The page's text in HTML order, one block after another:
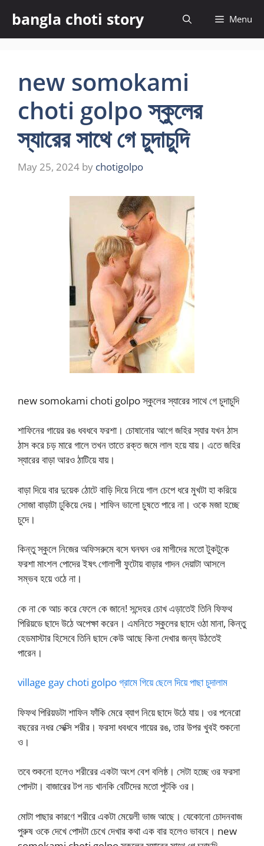
content
bangla choti story Menu
new somokami
choti golpo স্কুলের
স্যারের সাথে গে চুদাচুদি
May 25, 2024 by chotigolpo
new somokami choti golpo স্কুলের স্যারের সাথে গে চুদাচুদি
শাফিনের গায়ের রঙ ধবধবে ফরশা। চোষানোর আগে জহির স্যার যখন ঠাস
ঠাস করে চড় মারে গালে তখন তাতে রক্ত জমে লাল হয়ে যায়। এতে জহির
স্যারের বাড়া আরও ঠাটিয়ে যায়।
বাড়া দিয়ে বার দুয়েক ঠোটে বাড়ি দিয়ে নিয়ে গাল চেপে ধরে মুখটা হা করিয়ে
সোজা বাড়াটা ঢুকিয়ে দেয়। শাফিন ভালো চুষতে পারে না। ওকে মজা হচ্ছে
চুদে।
কিন্তু স্কুলে নিজের অফিসরুমে বসে ঘনঘন ওর মাগীদের মতো টুকটুকে
ফরশা মাংশল পোদের ইষৎ গোলাপী ফুটোয় বাড়ার গাদন দেয়াটা আসলে
সম্ভব হয়ে ওঠে না।
কে না কে আচ করে ফেলে কে জানে! সন্দেহর চোখ এড়াতেই তিনি ফিফথ
পিরিয়ডে ছাদে উঠে অপেক্ষা করেন। এমনিতে স্কুলের ছাদে ওঠা মানা, কিন্তু
হেডমাস্টার হিসেবে তিনি ছাদে কেউ আছে কিনা দেখার জন্য উঠতেই
পারেন।
village gay choti golpo গ্রামে গিয়ে ছেলে দিয়ে পাছা চুদালাম
ফিফথ পিরিয়ডটা শাফিন ফাঁকি মেরে ব্যাগ নিয়ে ছাদে উঠে যায়। ওর পনেরো
বছরের নধর সেক্সি শরীর। ফরসা ধবধবে গায়ের রঙ, তার উপর খুবই শুকনো
ও।
তবে শুকনো হলেও শরীরের একটা অংশ বেশ বলিষ্ঠ। সেটা হচ্ছে ওর ফরসা
পোদটা। বাজারের টপ নচ খানকি বেটিদের মতো পুটকি ওর।
মোটা পাছার কারণে শরীরে একটা মেয়েলী ভাজ আছে। যেকোনো চোদনবাজ
পুরুষ ওকে দেখে পোদটা চেখে দেখার কথা এক বার হলেও ভাববে। new